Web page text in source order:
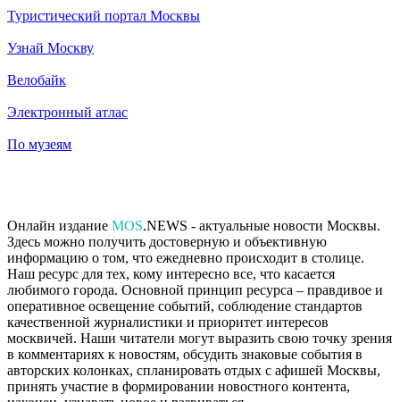
Туристический портал Москвы
Узнай Москву
Велобайк
Электронный атлас
По музеям
Онлайн издание MOS.NEWS - актуальные новости Москвы.
Здесь можно получить достоверную и объективную
информацию о том, что ежедневно происходит в столице.
Наш ресурс для тех, кому интересно все, что касается
любимого города. Основной принцип ресурса – правдивое и
оперативное освещение событий, соблюдение стандартов
качественной журналистики и приоритет интересов
москвичей. Наши читатели могут выразить свою точку зрения
в комментариях к новостям, обсудить знаковые события в
авторских колонках, спланировать отдых с афишей Москвы,
принять участие в формировании новостного контента,